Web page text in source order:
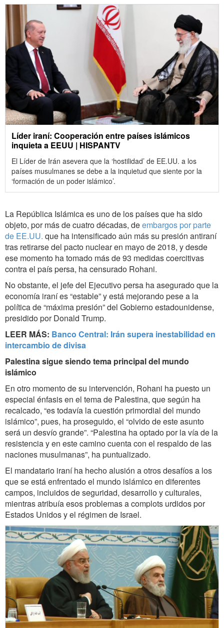
Líder iraní: Cooperación entre países islámicos
inquieta a EEUU | HISPANTV
El Líder de Irán asevera que la ‘hostilidad’ de EE.UU. a los
países musulmanes se debe a la inquietud que siente por la
‘formación de un poder islámico’.
La República Islámica es uno de los países que ha sido
objeto, por más de cuatro décadas, deembargos por parte
de EE.UU. que ha intensificado aún más su presión antiraní
tras retirarse del pacto nuclear en mayo de 2018, y desde
ese momento ha tomado más de 93 medidas coercitivas
contra el país persa, ha censurado Rohani.
No obstante, el jefe del Ejecutivo persa ha asegurado que la
economía iraní es “estable” y está mejorando pese a la
política de “máxima presión” del Gobierno estadounidense,
presidido por Donald Trump.
LEER MÁS: Banco Central: Irán supera inestabilidad en
intercambio de divisa
Palestina sigue siendo tema principal del mundo
islámico
En otro momento de su intervención, Rohani ha puesto un
especial énfasis en el tema de Palestina, que según ha
recalcado, “es todavía la cuestión primordial del mundo
islámico”, pues, ha proseguido, el “olvido de este asunto
será un desvío grande”. “Palestina ha optado por la vía de la
resistencia y en este camino cuenta con el respaldo de las
naciones musulmanas”, ha puntualizado.
El mandatario iraní ha hecho alusión a otros desafíos a los
que se está enfrentado el mundo islámico en diferentes
campos, incluidos de seguridad, desarrollo y culturales,
mientras atribuía esos problemas a complots urdidos por
Estados Unidos y el régimen de Israel.